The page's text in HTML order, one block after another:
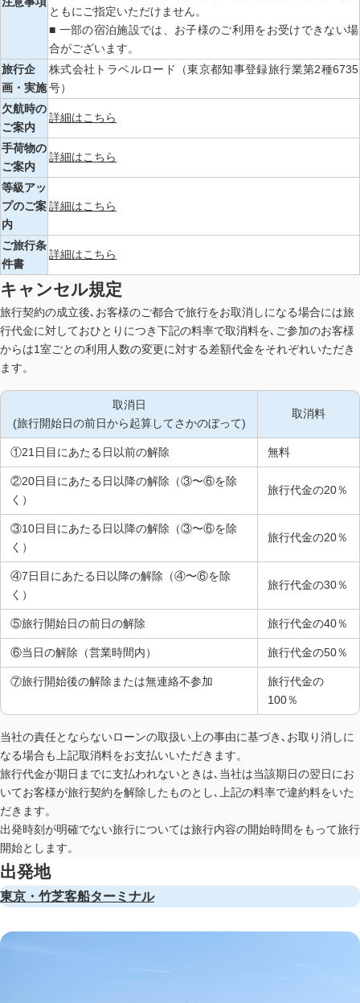
ともにご指定いただけません。
■ 一部の宿泊施設では、お子様のご利用をお受けできない場
合がございます。
旅行企
画・実施
株式会社トラベルロード（東京都知事登録旅行業第2種6735
号）
欠航時の
ご案内
詳細はこちら
手荷物の
ご案内
詳細はこちら
等級アッ
プのご案
内
詳細はこちら
ご旅行条
件書
詳細はこちら
キャンセル規定
旅行契約の成立後､お客様のご都合で旅行をお取消しになる場合には旅
行代金に対しておひとりにつき下記の料率で取消料を､ご参加のお客様
からは1室ごとの利用人数の変更に対する差額代金をそれぞれいただき
ます。
取消日
(旅行開始日の前日から起算してさかのぼって)
取消料
①21日目にあたる日以前の解除 無料
②20日目にあたる日以降の解除（③〜⑥を除
く）
旅行代金の20％
③10日目にあたる日以降の解除（③〜⑥を除
く）
旅行代金の20％
④7日目にあたる日以降の解除（④〜⑥を除
く）
旅行代金の30％
⑤旅行開始日の前日の解除 旅行代金の40％
⑥当日の解除（営業時間内） 旅行代金の50％
⑦旅行開始後の解除または無連絡不参加
旅行代金の
100％
当社の責任とならないローンの取扱い上の事由に基づき､お取り消しに
なる場合も上記取消料をお支払いいただきます。
旅行代金が期日までに支払われないときは､当社は当該期日の翌日にお
いてお客様が旅行契約を解除したものとし､上記の料率で違約料をいた
だきます。
出発時刻が明確でない旅行については旅行内容の開始時間をもって旅行
開始とします。
出発地
東京・竹芝客船ターミナル